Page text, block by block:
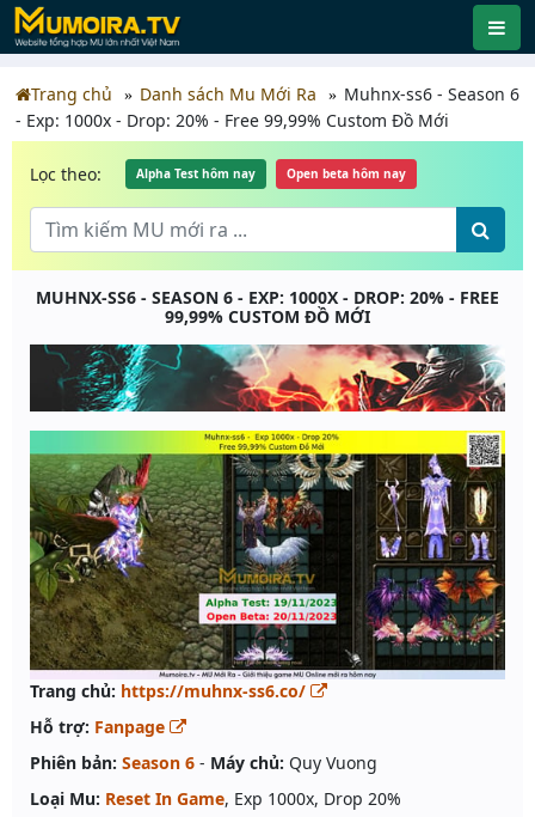
Trang chủ Danh sách Mu Mới Ra
Muhnx-ss6 - Season 6
- Exp: 1000x - Drop: 20% - Free 99,99% Custom Đồ Mới
Lọc theo: Alpha Test hôm nay Open beta hôm nay
MUHNX-SS6 - SEASON 6 - EXP: 1000X - DROP: 20% - FREE
99,99% CUSTOM ĐỒ MỚI
Trang chủ: https://muhnx-ss6.co/
Hỗ trợ: Fanpage
Phiên bản: Season 6 - Máy chủ: Quy Vuong
Loại Mu: Reset In Game, Exp 1000x, Drop 20%